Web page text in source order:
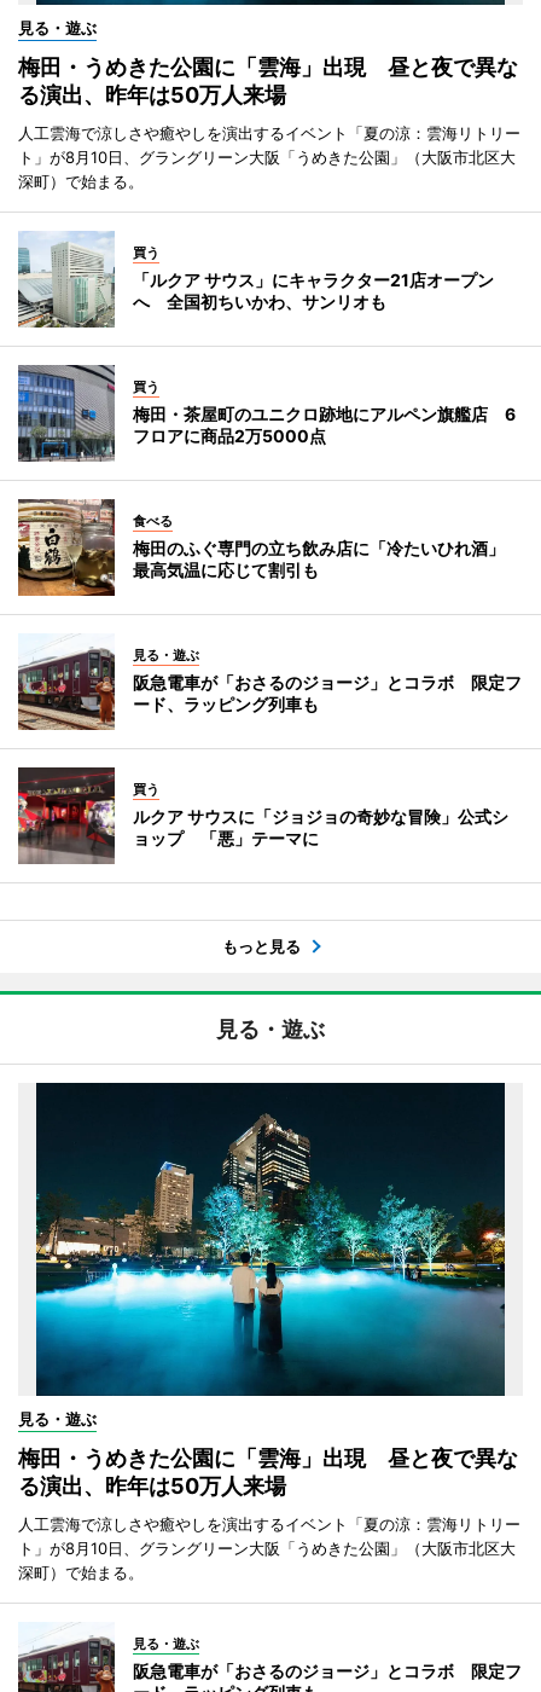
見る・遊ぶ
梅田・うめきた公園に「雲海」出現 昼と夜で異な
る演出、昨年は50万人来場
人工雲海で涼しさや癒やしを演出するイベント「夏の涼：雲海リトリー
ト」が8月10日、グラングリーン大阪「うめきた公園」（大阪市北区大
深町）で始まる。
買う
「ルクア サウス」にキャラクター21店オープン
へ 全国初ちいかわ、サンリオも
買う
梅田・茶屋町のユニクロ跡地にアルペン旗艦店 6
フロアに商品2万5000点
食べる
梅田のふぐ専門の立ち飲み店に「冷たいひれ酒」
最高気温に応じて割引も
見る・遊ぶ
阪急電車が「おさるのジョージ」とコラボ 限定フ
ード、ラッピング列車も
買う
ルクア サウスに「ジョジョの奇妙な冒険」公式シ
ョップ 「悪」テーマに
もっと見る
見る・遊ぶ
見る・遊ぶ
梅田・うめきた公園に「雲海」出現 昼と夜で異な
る演出、昨年は50万人来場
人工雲海で涼しさや癒やしを演出するイベント「夏の涼：雲海リトリー
ト」が8月10日、グラングリーン大阪「うめきた公園」（大阪市北区大
深町）で始まる。
見る・遊ぶ
阪急電車が「おさるのジョージ」とコラボ 限定フ